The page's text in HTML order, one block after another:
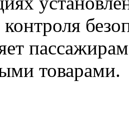
товарами.